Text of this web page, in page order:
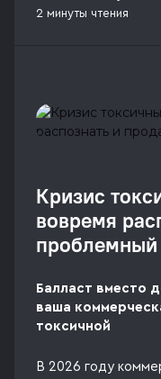
2 минуты чтения
Кризис
вовремя
проблемный
Балласт вместо
ваша
токсичной
В 2026 году